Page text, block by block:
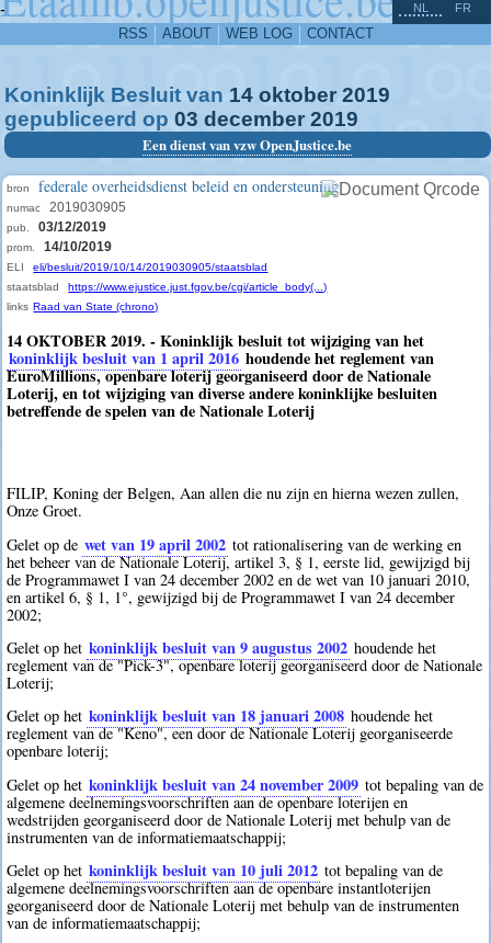
-
RSS ABOUT WEB LOG CONTACT
NL FR
Koninklijk Besluit van 14 oktober 2019
gepubliceerd op 03 december 2019
Een dienst van vzw OpenJustice.be
bron federale overheidsdienst beleid en ondersteuning
numac 2019030905
pub. 03/12/2019
prom. 14/10/2019
ELI
eli/besluit/2019/10/14/2019030905/staatsblad
staatsblad
https://www.ejustice.just.fgov.be/cgi/article_body(...)
links Raad van State (chrono)
14 OKTOBER 2019. - Koninklijk besluit tot wijziging van het
koninklijk besluit van 1 april 2016 houdende het reglement van
EuroMillions, openbare loterij georganiseerd door de Nationale
Loterij, en tot wijziging van diverse andere koninklijke besluiten
betreffende de spelen van de Nationale Loterij
FILIP, Koning der Belgen, Aan allen die nu zijn en hierna wezen zullen,
Onze Groet.
Gelet op de wet van 19 april 2002 tot rationalisering van de werking en
het beheer van de Nationale Loterij, artikel 3, § 1, eerste lid, gewijzigd bij
de Programmawet I van 24 december 2002 en de wet van 10 januari 2010,
en artikel 6, § 1, 1°, gewijzigd bij de Programmawet I van 24 december
2002;
Gelet op het koninklijk besluit van 9 augustus 2002 houdende het
reglement van de "Pick-3", openbare loterij georganiseerd door de Nationale
Loterij;
Gelet op het koninklijk besluit van 18 januari 2008 houdende het
reglement van de "Keno", een door de Nationale Loterij georganiseerde
openbare loterij;
Gelet op het koninklijk besluit van 24 november 2009 tot bepaling van de
algemene deelnemingsvoorschriften aan de openbare loterijen en
wedstrijden georganiseerd door de Nationale Loterij met behulp van de
instrumenten van de informatiemaatschappij;
Gelet op het koninklijk besluit van 10 juli 2012 tot bepaling van de
algemene deelnemingsvoorschriften aan de openbare instantloterijen
georganiseerd door de Nationale Loterij met behulp van de instrumenten
van de informatiemaatschappij;
^